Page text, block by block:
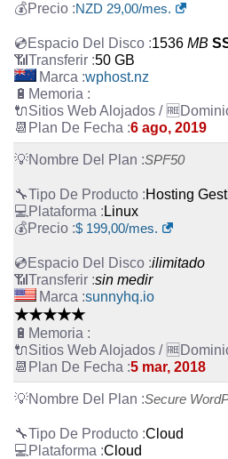
NZD 29,00/mes.
1536 MB
50 GB
wphost.nz
6 ago, 2019
SPF50
Hosting
Linux
$ 199,00/mes.
ilimitado
sin medir
sunnyhq.io
★★★★★
5 mar, 2018
Secure
Cloud
Cloud